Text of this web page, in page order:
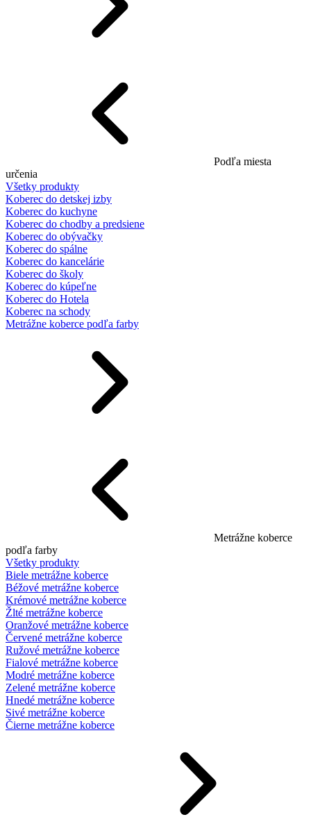
Podľa miesta
určenia
Všetky produkty
Koberec do detskej izby
Koberec do kuchyne
Koberec do chodby a predsiene
Koberec do obývačky
Koberec do spálne
Koberec do kancelárie
Koberec do školy
Koberec do kúpeľne
Koberec do Hotela
Koberec na schody
Metrážne koberce podľa farby
Metrážne koberce
podľa farby
Všetky produkty
Biele metrážne koberce
Béžové metrážne koberce
Krémové metrážne koberce
Žlté metrážne koberce
Oranžové metrážne koberce
Červené metrážne koberce
Ružové metrážne koberce
Fialové metrážne koberce
Modré metrážne koberce
Zelené metrážne koberce
Hnedé metrážne koberce
Sivé metrážne koberce
Čierne metrážne koberce